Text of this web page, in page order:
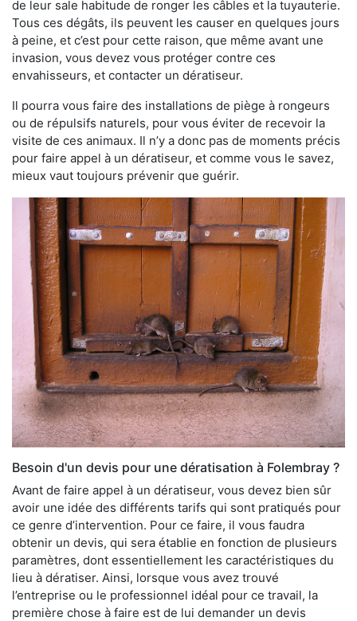
de leur sale habitude de ronger les câbles et la tuyauterie.
Tous ces dégâts, ils peuvent les causer en quelques jours
à peine, et c’est pour cette raison, que même avant une
invasion, vous devez vous protéger contre ces
envahisseurs, et contacter un dératiseur.
Il pourra vous faire des installations de piège à rongeurs
ou de répulsifs naturels, pour vous éviter de recevoir la
visite de ces animaux. Il n’y a donc pas de moments précis
pour faire appel à un dératiseur, et comme vous le savez,
mieux vaut toujours prévenir que guérir.
Besoin d'un devis pour une dératisation à Folembray ?
Avant de faire appel à un dératiseur, vous devez bien sûr
avoir une idée des différents tarifs qui sont pratiqués pour
ce genre d’intervention. Pour ce faire, il vous faudra
obtenir un devis, qui sera établie en fonction de plusieurs
paramètres, dont essentiellement les caractéristiques du
lieu à dératiser. Ainsi, lorsque vous avez trouvé
l’entreprise ou le professionnel idéal pour ce travail, la
première chose à faire est de lui demander un devis